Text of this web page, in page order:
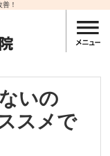
！
いの
スメで